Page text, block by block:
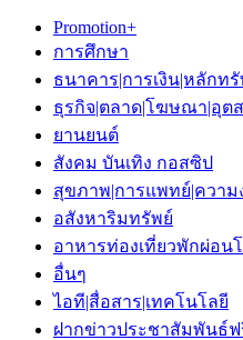
Promotion+
การศึกษา
ธนาคาร|การเงิน|หลักท
ธุรกิจ|ตลาด|โฆษณา|อุต
ยานยนต์
สังคม บันเทิง กอสซิป
สุขภาพ|การแพทย์|ความ
อสังหาริมทรัพย์
อาหารท่องเที่ยวพักผ่อน
อื่นๆ
ไอที|สื่อสาร|เทคโนโลยี
ฝากข่าวประชาสัมพันธ์ฟ